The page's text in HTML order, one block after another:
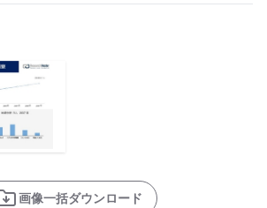
画像一括ダウンロード